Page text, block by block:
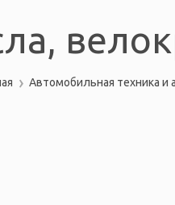
Автомобильная техника и